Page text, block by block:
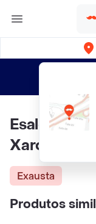
Esalerg
Xarope
Exausta
Produtos